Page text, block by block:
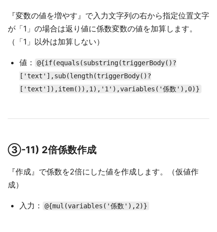
『変数の値を増やす』で入力文字列の右から指定位置文字
が「1」の場合は返り値に係数変数の値を加算します。
（「1」以外は加算しない）
値：
@{if(equals(substring(triggerBody()?
['text'],sub(length(triggerBody()?
['text']),item()),1),'1'),variables('係数'),0)}
③-11) 2倍係数作成
『作成』で係数を2倍にした値を作成します。（仮値作
成）
入力： @{mul(variables('係数'),2)}